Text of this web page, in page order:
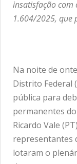
insatisfação com
1.604/2025, que
Na noite de
Distrito Federal
pública para
permanentes
Ricardo Vale
representantes
lotaram o